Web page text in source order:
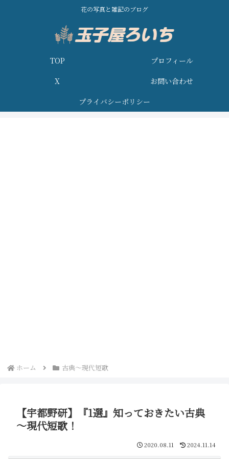
花の写真と雑記のブログ
TOP
プロフィール
X
お問い合わせ
プライバシーポリシー
ホーム 古典～現代短歌
【宇都野研】『1選』知っておきたい古典
～現代短歌！
2020.08.11 2024.11.14